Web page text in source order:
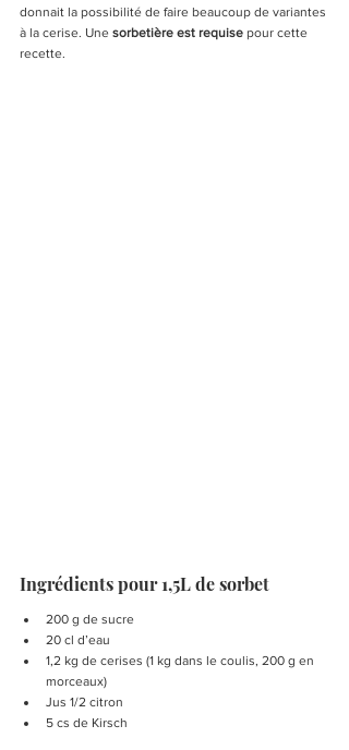
donnait la possibilité de faire beaucoup de variantes
à la cerise. Une sorbetière est requise pour cette
recette.
Ingrédients pour 1,5L de sorbet
200 g de sucre
20 cl d’eau
1,2 kg de cerises (1 kg dans le coulis, 200 g en
morceaux)
Jus 1/2 citron
5 cs de Kirsch